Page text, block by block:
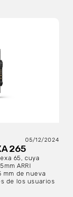
05/12/2024
265
65, cuya
ARRI
mm de nueva
de los usuarios